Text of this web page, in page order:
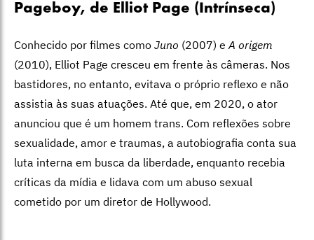
Pageboy, de Elliot Page (Intrínseca)
Conhecido por filmes como Juno (2007) e A origem
(2010), Elliot Page cresceu em frente às câmeras. Nos
bastidores, no entanto, evitava o próprio reflexo e não
assistia às suas atuações. Até que, em 2020, o ator
anunciou que é um homem trans. Com reflexões sobre
sexualidade, amor e traumas, a autobiografia conta sua
luta interna em busca da liberdade, enquanto recebia
críticas da mídia e lidava com um abuso sexual
cometido por um diretor de Hollywood.